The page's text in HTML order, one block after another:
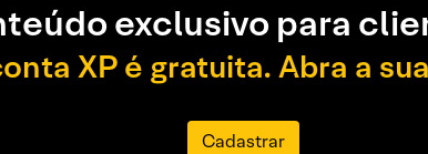
exclusivo para
XP é gratuita. Abra a
Cadastrar